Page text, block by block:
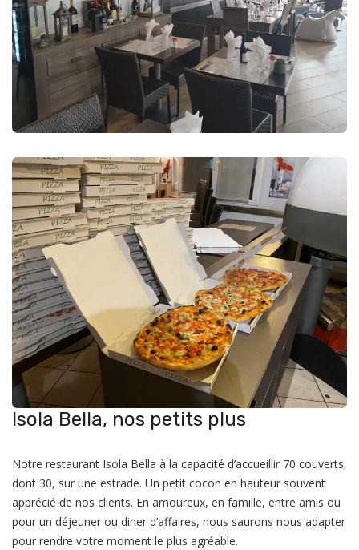
Isola Bella, nos petits plus
Notre restaurant Isola Bella à la capacité d’accueillir 70 couverts,
dont 30, sur une estrade. Un petit cocon en hauteur souvent
apprécié de nos clients. En amoureux, en famille, entre amis ou
pour un déjeuner ou diner d’affaires, nous saurons nous adapter
pour rendre votre moment le plus agréable.